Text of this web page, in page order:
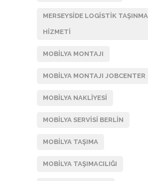
MERSEYSIDE LOGISTIK TAŞINMA
HIZMETI
MOBILYA MONTAJI
MOBILYA MONTAJI JOBCENTER
MOBILYA NAKLIYESI
MOBILYA SERVISI BERLIN
MOBILYA TAŞIMA
MOBILYA TAŞIMACILIĞI